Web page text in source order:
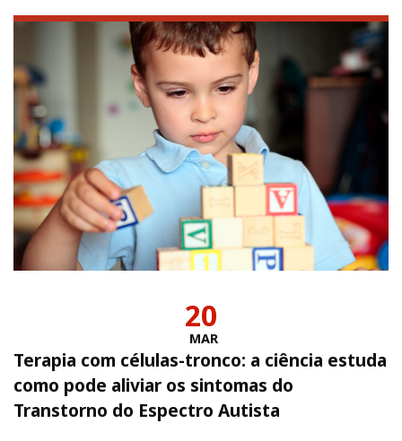
20
MAR
Terapia com células-tronco: a ciência estuda
como pode aliviar os sintomas do
Transtorno do Espectro Autista